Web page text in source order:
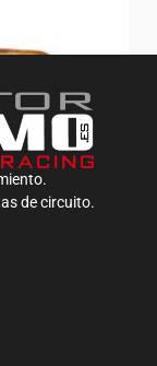
928
de circuito.